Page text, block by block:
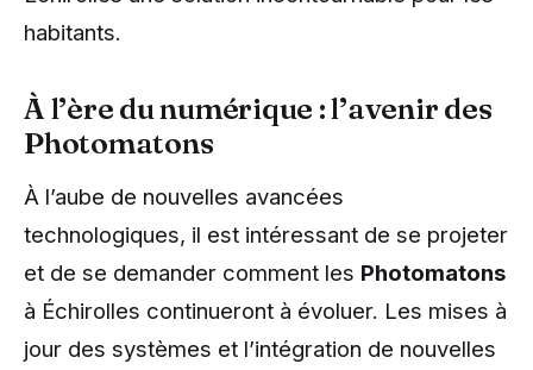
habitants.
À l’ère du numérique : l’avenir des
Photomatons
À l’aube de nouvelles avancées
technologiques, il est intéressant de se projeter
et de se demander comment les Photomatons
à Échirolles continueront à évoluer. Les mises à
jour des systèmes et l’intégration de nouvelles